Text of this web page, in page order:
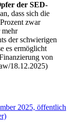
der SED-
dass sich die
zwar
mehr
der schwierigen
es ermöglicht
von
18.12.2025)
2025, öffentlich